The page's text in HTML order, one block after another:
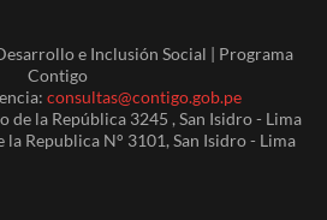
e Inclusión Social | Programa
Contigo
consultas@contigo.gob.pe
de la República 3245 , San Isidro - Lima
la Republica N° 3101, San Isidro - Lima